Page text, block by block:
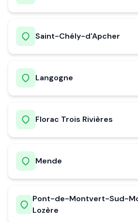
Saint-Chély-d'Apcher
Langogne
Florac Trois Rivières
Mende
Pont-de-Montvert-Sud-
Lozère